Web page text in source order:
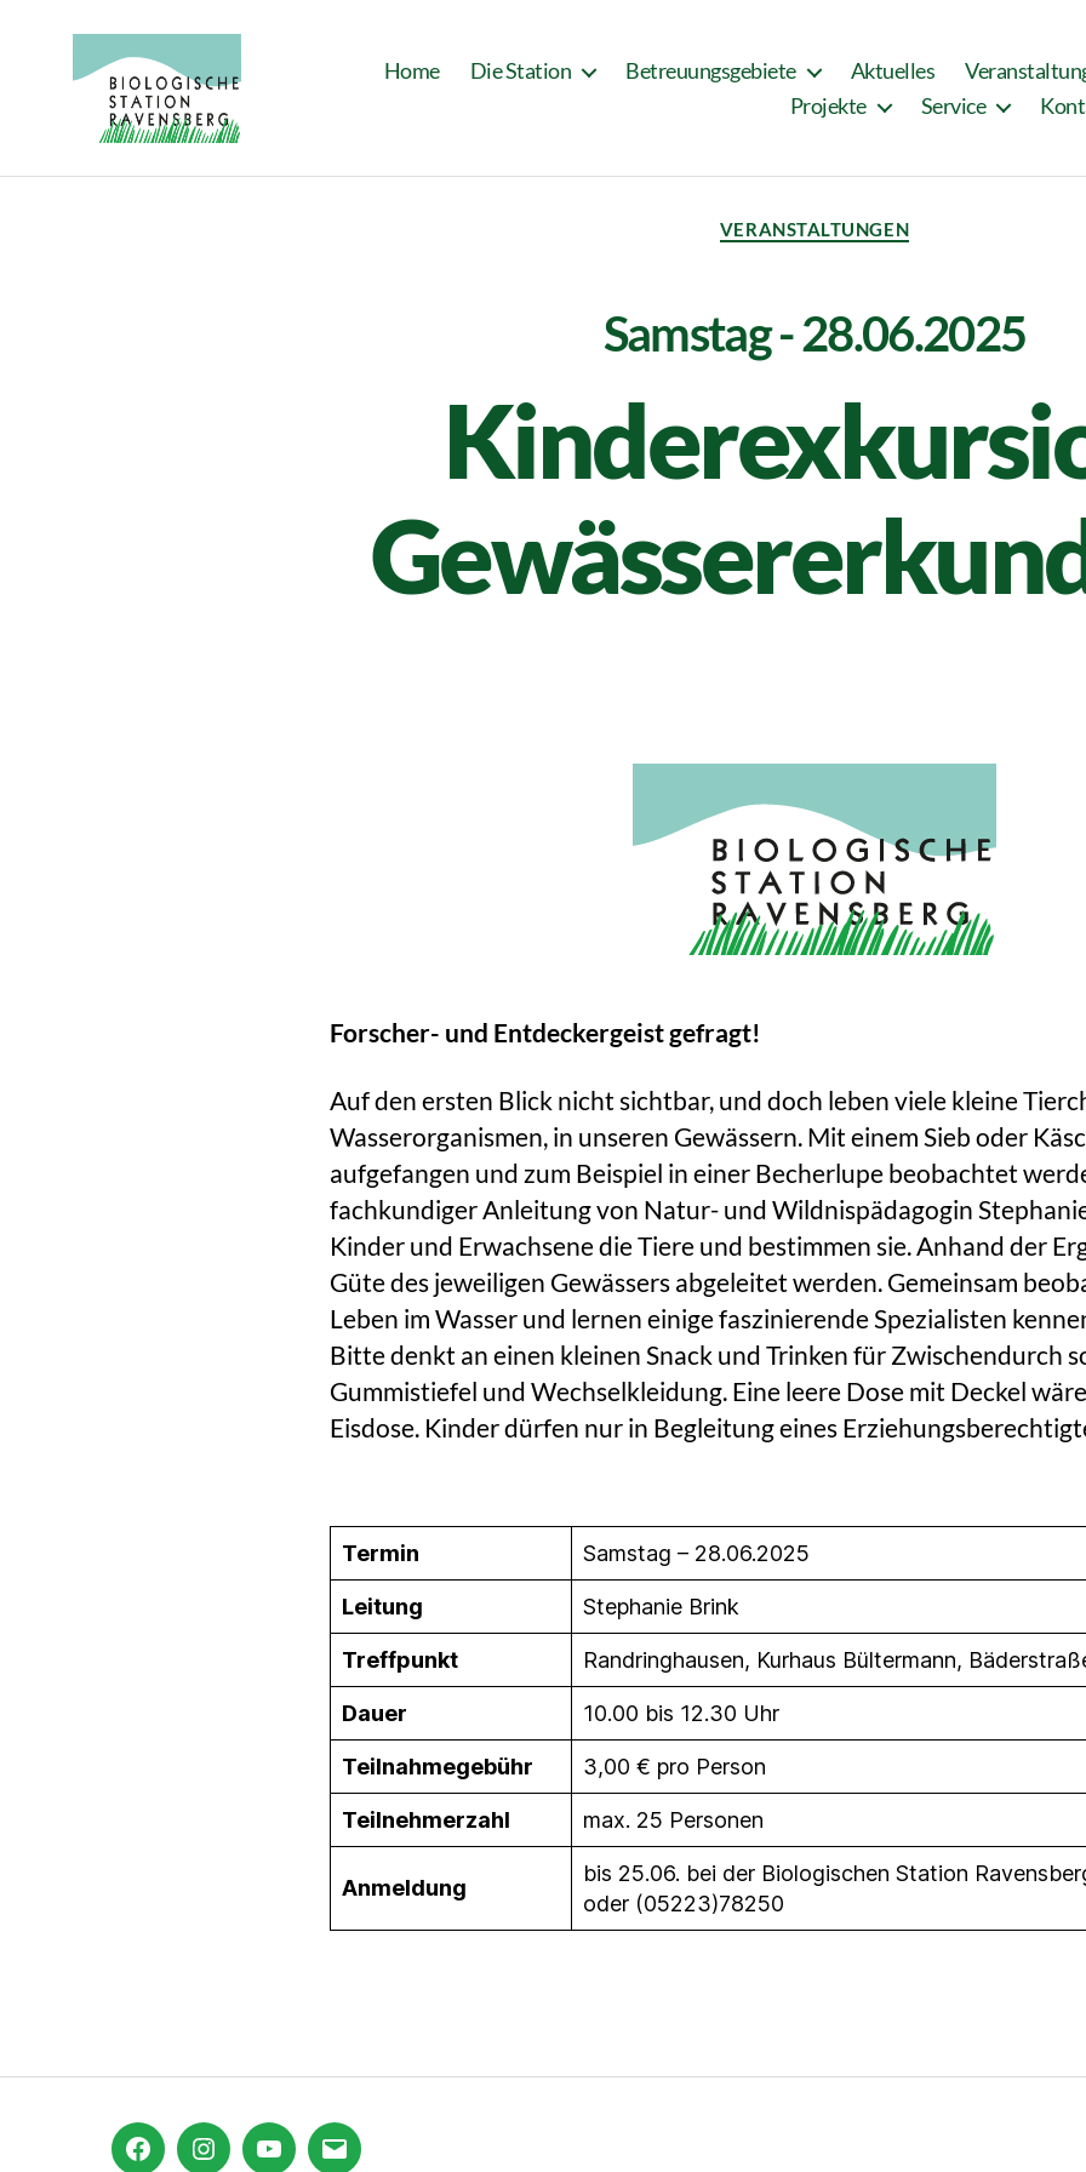
Station
Home Die Station Betreuungsgebiete Aktuelles
Projekte
Service
VERANSTALTUNGEN
Samstag - 28.06.2025
Forscher- und Entdeckergeist gefragt!
Auf den ersten Blick nicht sichtbar, und doch leben viele kleine
Wasserorganismen, in unseren Gewässern. Mit einem Sieb oder
aufgefangen und zum Beispiel in einer Becherlupe beobachtet
fachkundiger Anleitung von Natur- und Wildnispädagogin
Kinder und Erwachsene die Tiere und bestimmen sie. Anhand der
Güte des jeweiligen Gewässers abgeleitet werden. Gemeinsam
Leben im Wasser und lernen einige faszinierende Spezialisten
Bitte denkt an einen kleinen Snack und Trinken für Zwischendurch
Gummistiefel und Wechselkleidung. Eine leere Dose mit Deckel
Eisdose. Kinder dürfen nur in Begleitung eines
Termin Samstag – 28.06.2025
Leitung Stephanie Brink
Treffpunkt Randringhausen, Kurhaus Bültermann,
Dauer 10.00 bis 12.30 Uhr
Teilnahmegebühr 3,00 € pro Person
Teilnehmerzahl max. 25 Personen
Anmeldung
bis 25.06. bei der Biologischen Station
oder (05223)78250
FacebookInstagramYouTube
E-